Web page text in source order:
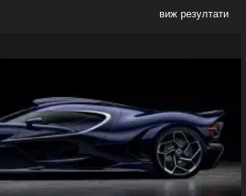
виж резултати